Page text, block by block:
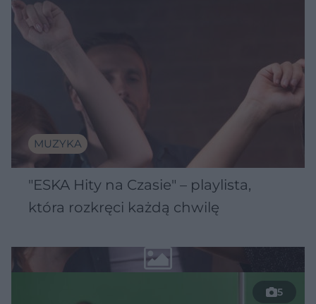
MUZYKA
"ESKA Hity na Czasie" – playlista,
która rozkręci każdą chwilę
5